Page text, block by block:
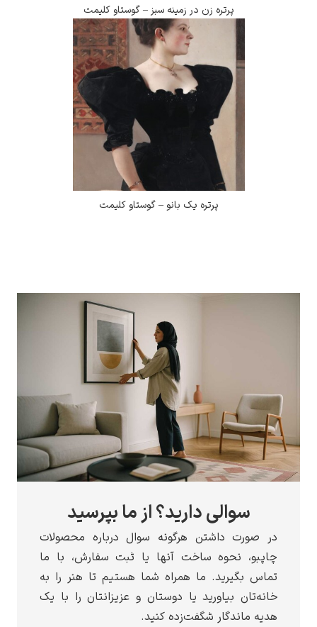
پرتره زن در زمینه سبز – گوستاو کلیمت
پرتره یک بانو – گوستاو کلیمت
سوالی دارید؟ از ما بپرسید
در صورت داشتن هرگونه سوال درباره محصولات
چاپبو، نحوه ساخت آنها یا ثبت سفارش، با ما
تماس بگیرید. ما همراه شما هستیم تا هنر را به
خانه‌تان بیاورید یا دوستان و عزیزانتان را با یک
هدیه ماندگار شگفت‌زده کنید.